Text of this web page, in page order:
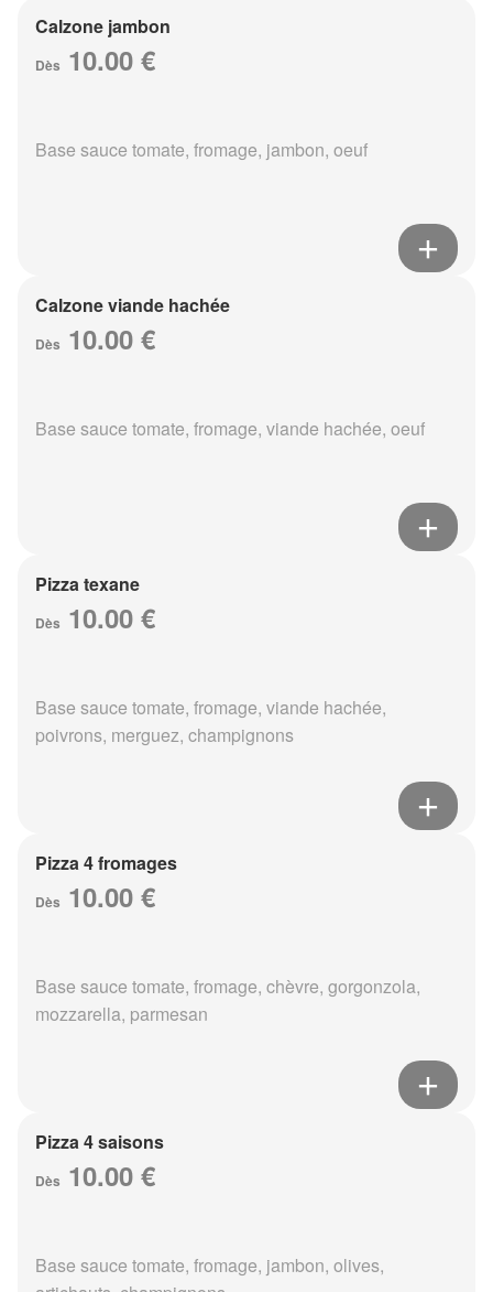
Calzone jambon
Dès 10.00 €
Base sauce tomate, fromage, jambon, oeuf
Calzone viande hachée
Dès 10.00 €
Base sauce tomate, fromage, viande hachée, oeuf
Pizza texane
Dès 10.00 €
Base sauce tomate, fromage, viande hachée,
poivrons, merguez, champignons
Pizza 4 fromages
Dès 10.00 €
Base sauce tomate, fromage, chèvre, gorgonzola,
mozzarella, parmesan
Pizza 4 saisons
Dès 10.00 €
Base sauce tomate, fromage, jambon, olives,